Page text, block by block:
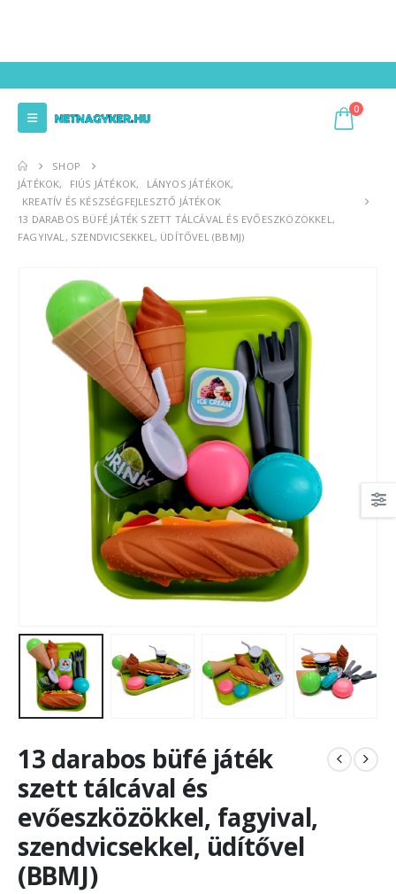
0
SHOP
JÁTÉKOK, FIÚS JÁTÉKOK, LÁNYOS JÁTÉKOK,
KREATÍV ÉS KÉSZSÉGFEJLESZTŐ JÁTÉKOK
13 DARABOS BÜFÉ JÁTÉK SZETT TÁLCÁVAL ÉS EVŐESZKÖZÖKKEL,
FAGYIVAL, SZENDVICSEKKEL, ÜDÍTŐVEL (BBMJ)
13 darabos büfé játék
szett tálcával és
evőeszközökkel, fagyival,
szendvicsekkel, üdítővel
(BBMJ)